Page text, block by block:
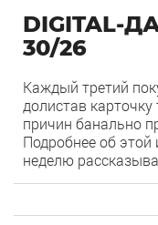
DIGITAL-
30/26
Каждый третий
долистав
причин банально
Подробнее об этой
неделю
дорогом гео
OSH by Урюк в